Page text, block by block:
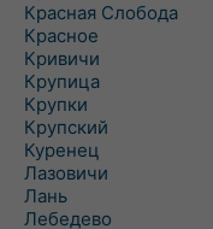
Красная Слобода
Красное
Кривичи
Крупица
Крупки
Крупский
Куренец
Лазовичи
Лань
Лебедево